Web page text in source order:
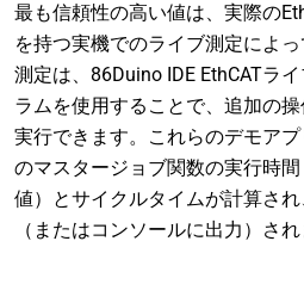
最も信頼性の高い値は、実際の
を持つ実機でのライブ測定によ
測定は、86Duino IDE EthCATラ
ラムを使用することで、追加の
実行できます。これらのデモア
のマスタージョブ関数の実行時
値）とサイクルタイムが計算さ
（またはコンソールに出力）され